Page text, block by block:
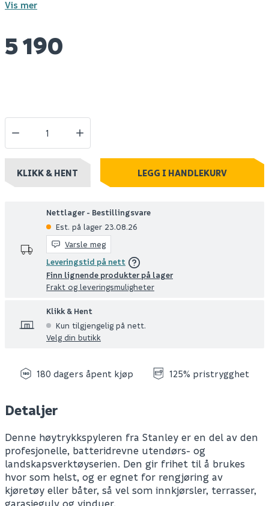
Vis mer
5 190
KLIKK & HENT LEGG I HANDLEKURV
Nettlager - Bestillingsvare
Est. på lager 23.08.26
Varsle meg
Leveringstid på nett
Finn lignende produkter på lager
Frakt og leveringsmuligheter
Klikk & Hent
Kun tilgjengelig på nett.
Velg din butikk
180 dagers åpent kjøp 125% pristrygghet
Detaljer
Denne høytrykkspyleren fra Stanley er en del av den
profesjonelle, batteridrevne utendørs- og
landskapsverktøyserien. Den gir frihet til å brukes
hvor som helst, og er egnet for rengjøring av
kjøretøy eller båter, så vel som innkjørsler, terrasser,
garasjegulv og vinduer.